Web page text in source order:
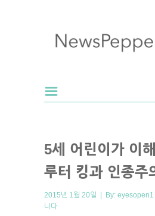
5세 어린이가 이
루터 킹과 인종주
2015년 1월 20일 | By: eyesopen1
니다